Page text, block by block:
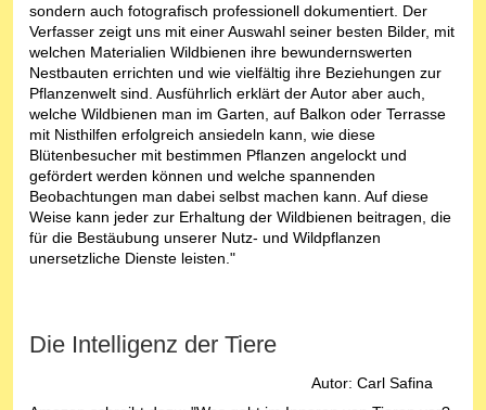
sondern auch fotografisch professionell dokumentiert. Der
Verfasser zeigt uns mit einer Auswahl seiner besten Bilder, mit
welchen Materialien Wildbienen ihre bewundernswerten
Nestbauten errichten und wie vielfältig ihre Beziehungen zur
Pflanzenwelt sind. Ausführlich erklärt der Autor aber auch,
welche Wildbienen man im Garten, auf Balkon oder Terrasse
mit Nisthilfen erfolgreich ansiedeln kann, wie diese
Blütenbesucher mit bestimmen Pflanzen angelockt und
gefördert werden können und welche spannenden
Beobachtungen man dabei selbst machen kann. Auf diese
Weise kann jeder zur Erhaltung der Wildbienen beitragen, die
für die Bestäubung unserer Nutz- und Wildpflanzen
unersetzliche Dienste leisten."
Die Intelligenz der Tiere
Autor: Carl Safina